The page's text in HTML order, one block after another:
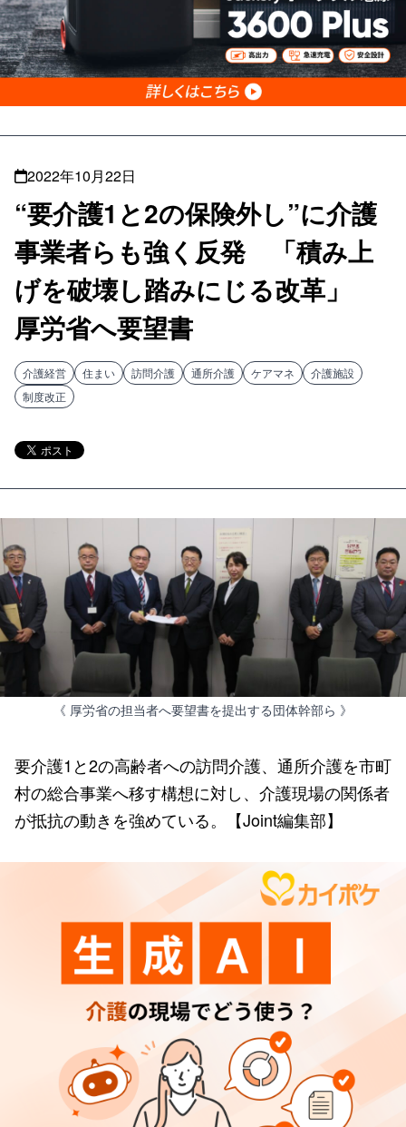
2022年10月22日
“要介護1と2の保険外し”に介護
事業者らも強く反発 「積み上
げを破壊し踏みにじる改革」
厚労省へ要望書
介護経営 住まい 訪問介護 通所介護 ケアマネ
介護施設
制度改正
《 厚労省の担当者へ要望書を提出する団体幹部ら 》
要介護1と2の高齢者への訪問介護、通所介護を市町
村の総合事業へ移す構想に対し、介護現場の関係者
が抵抗の動きを強めている。【Joint編集部】